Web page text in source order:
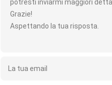
potresti inviarmi maggiori
Grazie!
Aspettando la tua risposta.